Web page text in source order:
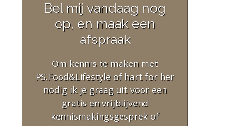
Bel mij vandaag nog
op, en maak een
afspraak
Om kennis te maken met
PS.Food&Lifestyle of hart for her
nodig ik je graag uit voor een
gratis en vrijblijvend
kennismakingsgesprek of